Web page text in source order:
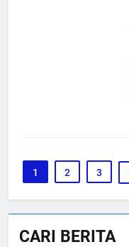
1 2 3
CARI BERITA